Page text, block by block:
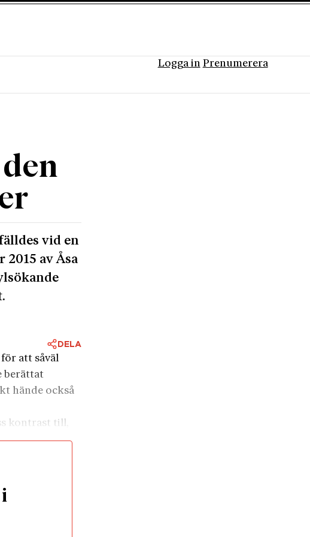
Logga in Prenumerera
vid en
2015 av Åsa
DELA
att såväl
berättat
hände också
kontrast till,
ljudliga
röster som
är kompakt.
göra sig